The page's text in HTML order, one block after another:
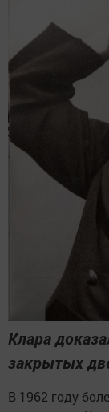
Клара
закрытых
В 1962 году